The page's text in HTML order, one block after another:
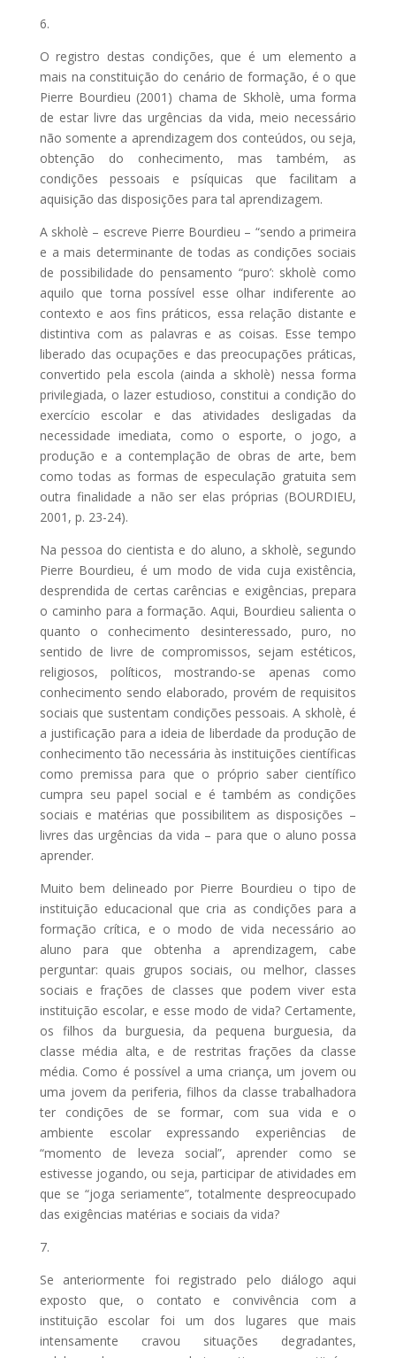
6.
O registro destas condições, que é um elemento a
mais na constituição do cenário de formação, é o que
Pierre Bourdieu (2001) chama de Skholè, uma forma
de estar livre das urgências da vida, meio necessário
não somente a aprendizagem dos conteúdos, ou seja,
obtenção do conhecimento, mas também, as
condições pessoais e psíquicas que facilitam a
aquisição das disposições para tal aprendizagem.
A skholè – escreve Pierre Bourdieu – “sendo a primeira
e a mais determinante de todas as condições sociais
de possibilidade do pensamento “puro’: skholè como
aquilo que torna possível esse olhar indiferente ao
contexto e aos fins práticos, essa relação distante e
distintiva com as palavras e as coisas. Esse tempo
liberado das ocupações e das preocupações práticas,
convertido pela escola (ainda a skholè) nessa forma
privilegiada, o lazer estudioso, constitui a condição do
exercício escolar e das atividades desligadas da
necessidade imediata, como o esporte, o jogo, a
produção e a contemplação de obras de arte, bem
como todas as formas de especulação gratuita sem
outra finalidade a não ser elas próprias (BOURDIEU,
2001, p. 23-24).
Na pessoa do cientista e do aluno, a skholè, segundo
Pierre Bourdieu, é um modo de vida cuja existência,
desprendida de certas carências e exigências, prepara
o caminho para a formação. Aqui, Bourdieu salienta o
quanto o conhecimento desinteressado, puro, no
sentido de livre de compromissos, sejam estéticos,
religiosos, políticos, mostrando-se apenas como
conhecimento sendo elaborado, provém de requisitos
sociais que sustentam condições pessoais. A skholè, é
a justificação para a ideia de liberdade da produção de
conhecimento tão necessária às instituições científicas
como premissa para que o próprio saber científico
cumpra seu papel social e é também as condições
sociais e matérias que possibilitem as disposições –
livres das urgências da vida – para que o aluno possa
aprender.
Muito bem delineado por Pierre Bourdieu o tipo de
instituição educacional que cria as condições para a
formação crítica, e o modo de vida necessário ao
aluno para que obtenha a aprendizagem, cabe
perguntar: quais grupos sociais, ou melhor, classes
sociais e frações de classes que podem viver esta
instituição escolar, e esse modo de vida? Certamente,
os filhos da burguesia, da pequena burguesia, da
classe média alta, e de restritas frações da classe
média. Como é possível a uma criança, um jovem ou
uma jovem da periferia, filhos da classe trabalhadora
ter condições de se formar, com sua vida e o
ambiente escolar expressando experiências de
“momento de leveza social”, aprender como se
estivesse jogando, ou seja, participar de atividades em
que se “joga seriamente”, totalmente despreocupado
das exigências matérias e sociais da vida?
7.
Se anteriormente foi registrado pelo diálogo aqui
exposto que, o contato e convivência com a
instituição escolar foi um dos lugares que mais
intensamente cravou situações degradantes,